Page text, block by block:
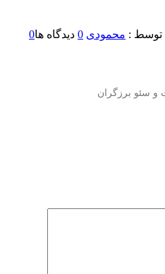
توسط : محمودی 0 دیدگاه ها0